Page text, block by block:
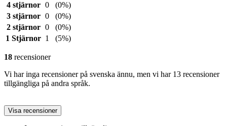
4 stjärnor 0
(0%)
3 stjärnor 0
(0%)
2 stjärnor 0
(0%)
1 Stjärnor 1 (5%)
18 recensioner
Vi har inga recensioner på svenska ännu, men vi har 13 recensioner
tillgängliga på andra språk.
Visa recensioner